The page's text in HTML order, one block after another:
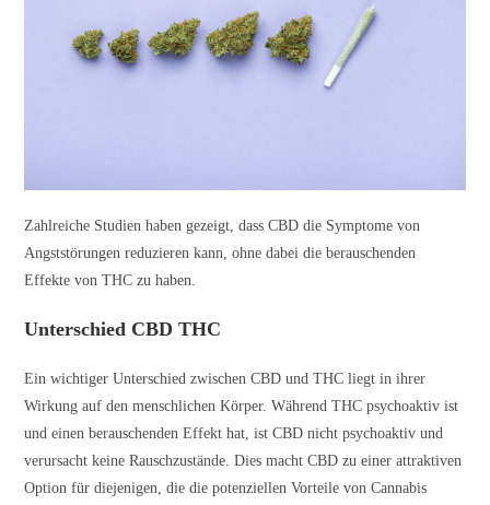
Zahlreiche Studien haben gezeigt, dass CBD die Symptome von
Angststörungen reduzieren kann, ohne dabei die berauschenden
Effekte von THC zu haben.
Unterschied CBD THC
Ein wichtiger Unterschied zwischen CBD und THC liegt in ihrer
Wirkung auf den menschlichen Körper. Während THC psychoaktiv ist
und einen berauschenden Effekt hat, ist CBD nicht psychoaktiv und
verursacht keine Rauschzustände. Dies macht CBD zu einer attraktiven
Option für diejenigen, die die potenziellen Vorteile von Cannabis